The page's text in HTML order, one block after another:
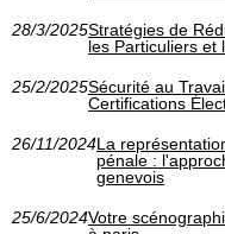
28/3/2025Stratégies de
les Particuliers et
25/2/2025Sécurité au
Certifications
26/11/2024La
pénale :
genevois
25/6/2024Votre